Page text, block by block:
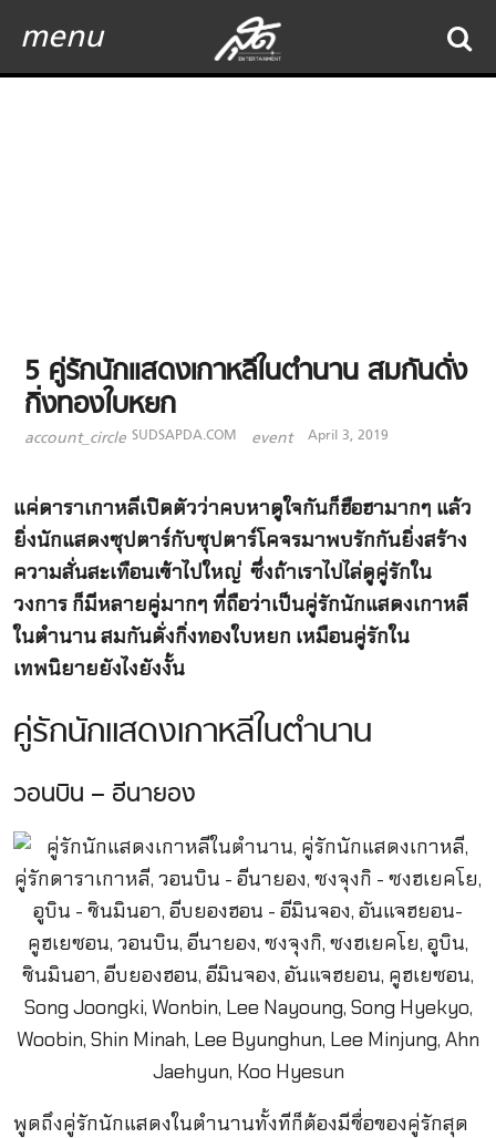
menu
5 คู่รักนักแสดงเกาหลีในตำนาน สมกันดั่ง
กิ่งทองใบหยก
account_circle SUDSAPDA.COM event April 3, 2019
แค่ดาราเกาหลีเปิดตัวว่าคบหาดูใจกันก็ฮือฮามากๆ แล้ว
ยิ่งนักแสดงซุปตาร์กับซุปตาร์โคจรมาพบรักกันยิ่งสร้าง
ความสั่นสะเทือนเข้าไปใหญ่ ซึ่งถ้าเราไปไล่ดูคู่รักใน
วงการ ก็มีหลายคู่มากๆ ที่ถือว่าเป็นคู่รักนักแสดงเกาหลี
ในตำนาน สมกันดั่งกิ่งทองใบหยก เหมือนคู่รักใน
เทพนิยายยังไงยังงั้น
คู่รักนักแสดงเกาหลีในตำนาน
วอนบิน – อีนายอง
พูดถึงคู่รักนักแสดงในตำนานทั้งทีก็ต้องมีชื่อของคู่รักสุด